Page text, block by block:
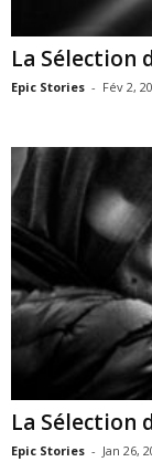
La Sélection
Epic Stories - Fév 2,
La Sélection
Epic Stories - Jan 26,